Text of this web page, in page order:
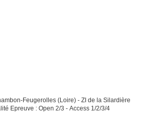
Feugerolles (Loire) - ZI de la Silardière
Epreuve : Open 2/3 - Access 1/2/3/4